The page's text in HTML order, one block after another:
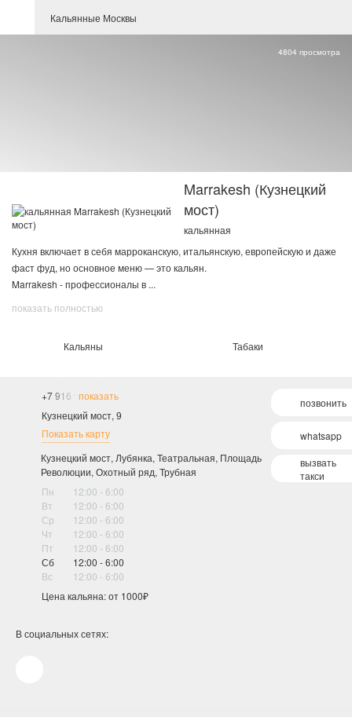
Кальянные Москвы
Marrakesh (Кузнецкий
мост)
кальянная
4804 просмотра
Кухня включает в себя марроканскую, итальянскую, европейскую и даже
фаст фуд, но основное меню — это кальян.
Marrakesh - профессионалы в ...
показать полностью
Кальяны Табаки
+7 916 994-18-18
показать
Кузнецкий мост, 9
Показать карту
Кузнецкий мост, Лубянка, Театральная, Площадь
Революции, Охотный ряд, Трубная
Пн
12:00 - 6:00
Вт
12:00 - 6:00
Ср
12:00 - 6:00
Чт
12:00 - 6:00
Пт
12:00 - 6:00
Сб
12:00 - 6:00
Вс
12:00 - 6:00
Цена кальяна: от 1000₽
В социальных сетях:
позвонить
whatsapp
вызвать
такси